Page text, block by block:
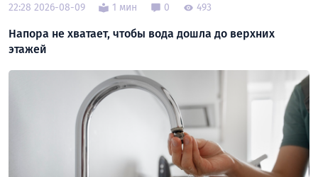
22:28 2026-08-09 1 мин 0 493
Напора не хватает, чтобы вода дошла до верхних
этажей